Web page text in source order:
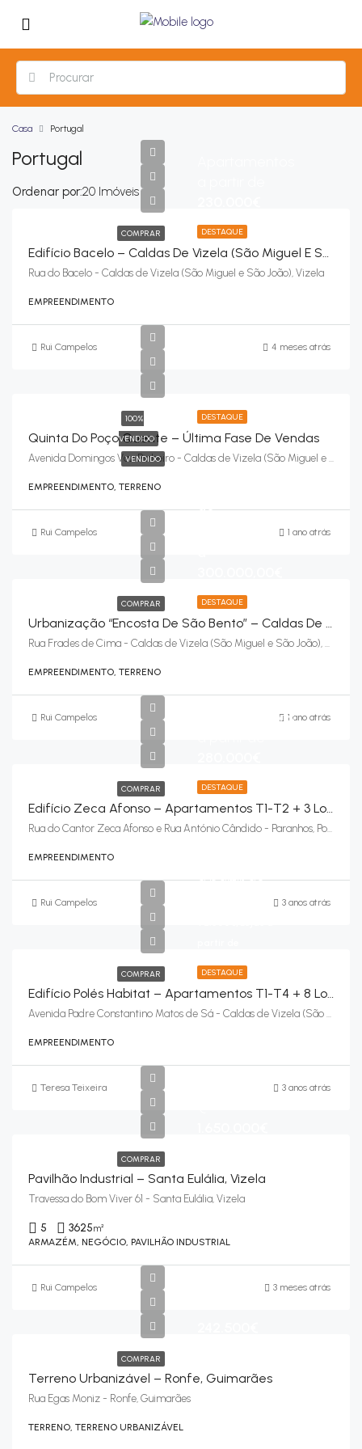
Casa Portugal
Portugal
20 Imóveis
Ordenar por:
DESTAQUE
COMPRAR
Edifício Bacelo – Caldas De Vizela (São Miguel E São João), Vizela
Rua do Bacelo - Caldas de Vizela (São Miguel e São João), Vizela
EMPREENDIMENTO
Rui Campelos 4 meses atrás
DESTAQUE
100%
VENDIDO
VENDIDO
Quinta Do Poço Quente – Última Fase De Vendas
Avenida Domingos Vaz Pinheiro - Caldas de Vizela (São Miguel e São João), Vizela
EMPREENDIMENTO, TERRENO
Rui Campelos 1 ano atrás
DESTAQUE
COMPRAR
de
Urbanização “Encosta De São Bento” – Caldas De Vizela (São Miguel E São João), Vizela
Rua Frades de Cima - Caldas de Vizela (São Miguel e São João), Vizela
EMPREENDIMENTO, TERRENO
Rui Campelos 1 ano atrás
DESTAQUE
COMPRAR
Apartamentos
Edifício Zeca Afonso – Apartamentos T1-T2 + 3 Lojas – Paranhos, Porto
Rua do Cantor Zeca Afonso e Rua António Cândido - Paranhos, Porto
EMPREENDIMENTO
Rui Campelos 3 anos atrás
DESTAQUE
COMPRAR
a partir de
Edifício Polés Habitat – Apartamentos T1-T4 + 8 Lojas – Caldas De Vizela (São Miguel E São João), Vizela
Avenida Padre Constantino Matos de Sá - Caldas de Vizela (São Miguel e São João), Vizela
EMPREENDIMENTO
Teresa Teixeira 3 anos atrás
COMPRAR
Pavilhão Industrial – Santa Eulália, Vizela
Travessa do Bom Viver 61 - Santa Eulália, Vizela
5 3625m²
ARMAZÉM, NEGÓCIO, PAVILHÃO INDUSTRIAL
Rui Campelos 3 meses atrás
COMPRAR
Terreno Urbanizável – Ronfe, Guimarães
Rua Egas Moniz - Ronfe, Guimarães
TERRENO, TERRENO URBANIZÁVEL